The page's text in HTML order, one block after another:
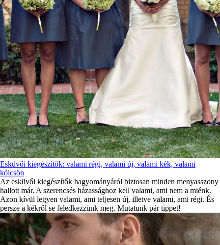
Esküvői kiegészítők: valami régi, valami új, valami kék, valami
kölcsön
Az esküvői kiegészítők hagyományáról biztosan minden menyasszony
hallott már. A szerencsés házassághoz kell valami, ami nem a miénk.
Azon kívül legyen valami, ami teljesen új, illetve valami, ami régi. És
persze a kékről se feledkezzünk meg. Mutatunk pár tippet!